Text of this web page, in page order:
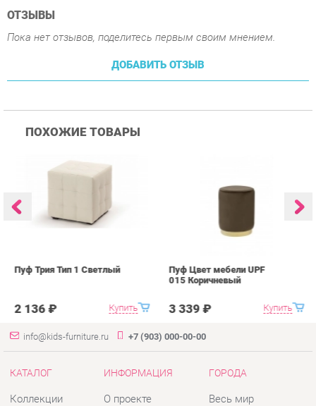
ПОХОЖИЕ ТОВАРЫ
Купить
Пуф Трия Тип 1 Светлый
2 136 ₽
015 Коричневый
КАТАЛОГ
Комоды
Кровати
Стеллажи
ИНФОРМАЦИЯ
О проекте
Дизайн
Скидки и Акции
Политика
ГОРОДА